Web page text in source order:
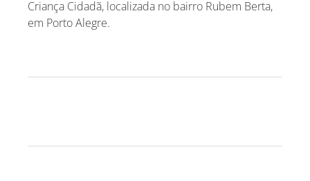
Criança Cidadã, localizada no bairro Rubem Berta,
em Porto Alegre.